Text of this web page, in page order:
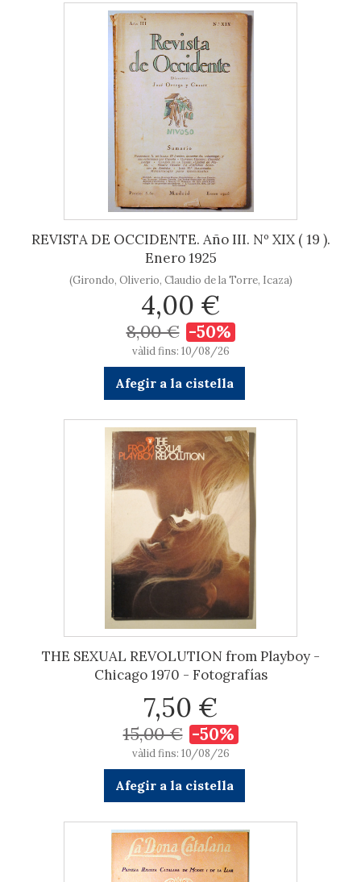
REVISTA DE OCCIDENTE. Año III. Nº XIX ( 19 ).
Enero 1925
(Girondo, Oliverio, Claudio de la Torre, Icaza)
4,00 €
8,00 € -50%
vàlid fins: 10/08/26
Afegir a la cistella
THE SEXUAL REVOLUTION from Playboy -
Chicago 1970 - Fotografías
7,50 €
15,00 € -50%
vàlid fins: 10/08/26
Afegir a la cistella